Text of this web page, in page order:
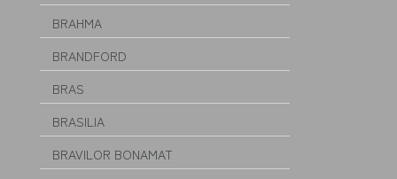
BRAHMA
BRANDFORD
BRAS
BRASILIA
BRAVILOR BONAMAT